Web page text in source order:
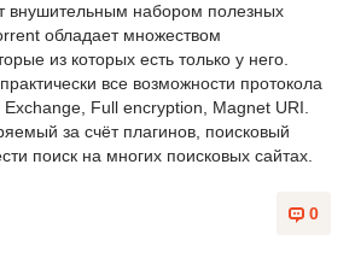
внушительным набором полезных
обладает множеством
из которых есть только у него.
все возможности протокола
Full encryption, Magnet URI.
за счёт плагинов, поисковый
поиск на многих поисковых сайтах.
0